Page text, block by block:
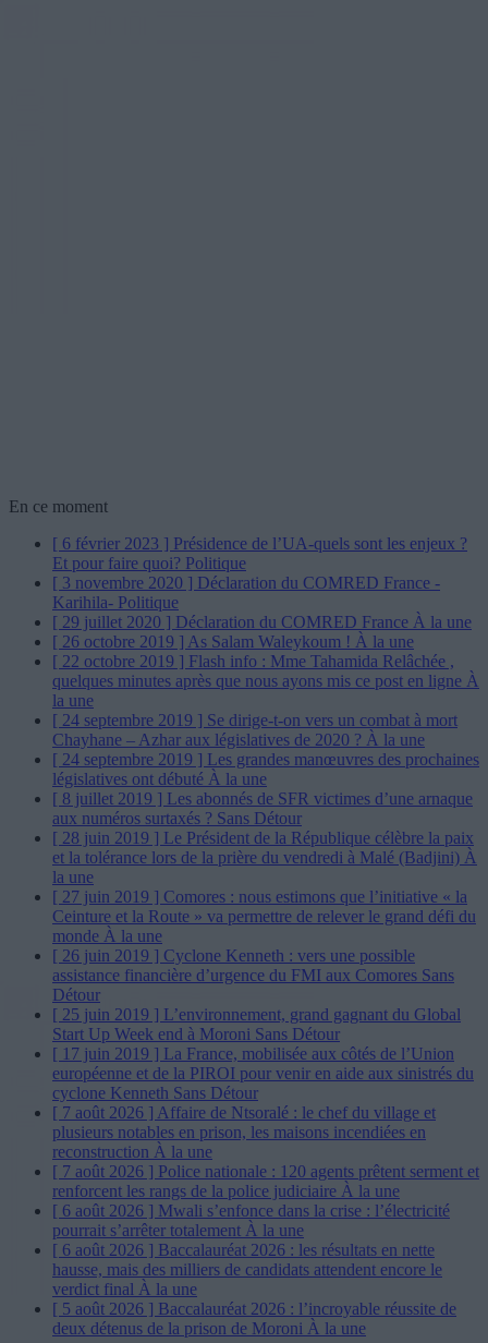
En ce moment
[ 6 février 2023 ] Présidence de l’UA-quels sont les enjeux ?
Et pour faire quoi? Politique
[ 3 novembre 2020 ] Déclaration du COMRED France -
Karihila- Politique
[ 29 juillet 2020 ] Déclaration du COMRED France À la une
[ 26 octobre 2019 ] As Salam Waleykoum ! À la une
[ 22 octobre 2019 ] Flash info : Mme Tahamida Relâchée ,
quelques minutes après que nous ayons mis ce post en ligne À
la une
[ 24 septembre 2019 ] Se dirige-t-on vers un combat à mort
Chayhane – Azhar aux législatives de 2020 ? À la une
[ 24 septembre 2019 ] Les grandes manœuvres des prochaines
législatives ont débuté À la une
[ 8 juillet 2019 ] Les abonnés de SFR victimes d’une arnaque
aux numéros surtaxés ? Sans Détour
[ 28 juin 2019 ] Le Président de la République célèbre la paix
et la tolérance lors de la prière du vendredi à Malé (Badjini) À
la une
[ 27 juin 2019 ] Comores : nous estimons que l’initiative « la
Ceinture et la Route » va permettre de relever le grand défi du
monde À la une
[ 26 juin 2019 ] Cyclone Kenneth : vers une possible
assistance financière d’urgence du FMI aux Comores Sans
Détour
[ 25 juin 2019 ] L’environnement, grand gagnant du Global
Start Up Week end à Moroni Sans Détour
[ 17 juin 2019 ] La France, mobilisée aux côtés de l’Union
européenne et de la PIROI pour venir en aide aux sinistrés du
cyclone Kenneth Sans Détour
[ 7 août 2026 ] Affaire de Ntsoralé : le chef du village et
plusieurs notables en prison, les maisons incendiées en
reconstruction À la une
[ 7 août 2026 ] Police nationale : 120 agents prêtent serment et
renforcent les rangs de la police judiciaire À la une
[ 6 août 2026 ] Mwali s’enfonce dans la crise : l’électricité
pourrait s’arrêter totalement À la une
[ 6 août 2026 ] Baccalauréat 2026 : les résultats en nette
hausse, mais des milliers de candidats attendent encore le
verdict final À la une
[ 5 août 2026 ] Baccalauréat 2026 : l’incroyable réussite de
deux détenus de la prison de Moroni À la une